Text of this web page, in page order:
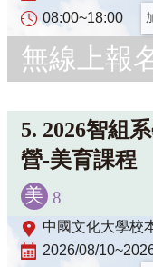
08:00~18:00
無線上報
5. 2026智組
營-美育課程
美 8
中國文化大學校
2026/08/